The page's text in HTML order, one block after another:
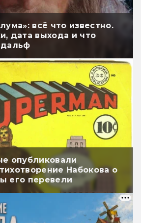
всё что известно.
дата выхода и что
опубликовали
Набокова о
его перевели